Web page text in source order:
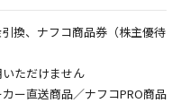
日はお打ち合わせの上、
商品です。別途費用が発
換、ナフコ商品券（株主優待
ただけません
ー直送商品／ナフコPRO商品